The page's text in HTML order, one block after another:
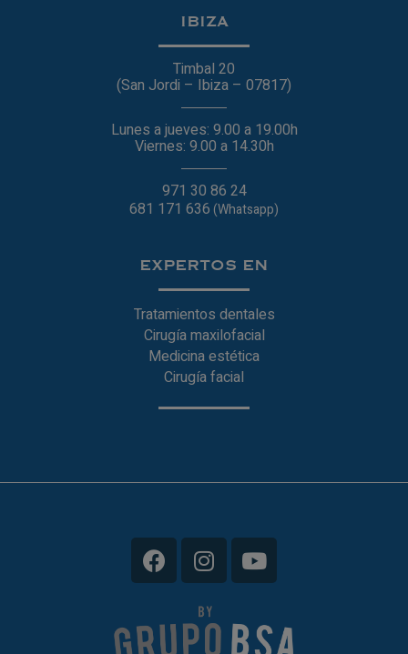
IBIZA
Timbal 20
(San Jordi – Ibiza – 07817)
Lunes a jueves: 9.00 a 19.00h
Viernes: 9.00 a 14.30h
971 30 86 24
681 171 636(Whatsapp)
EXPERTOS EN
Tratamientos dentales
Cirugía maxilofacial
Medicina estética
Cirugía facial